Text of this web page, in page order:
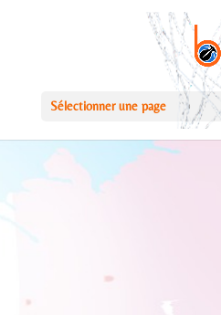
Sélectionner une page